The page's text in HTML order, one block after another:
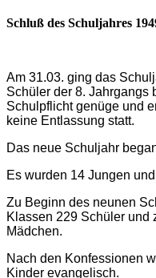
Schluß des Schuljahres
Am 31.03. ging das
Schüler der 8. Jahrgangs
Schulpflicht genüge und
keine Entlassung statt.
Das neue Schuljahr
Es wurden 14 Jungen
Zu Beginn des neunen
Klassen 229 Schüler und
Mädchen.
Nach den Konfessionen
Kinder evangelisch.